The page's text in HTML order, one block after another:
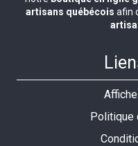
artisans québécois afin
Politique